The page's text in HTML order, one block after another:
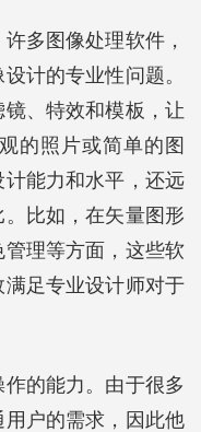
多图像处理软件，
计的专业性问题。
、特效和模板，让
的照片或简单的图
能力和水平，还远
比如，在矢量图形
理等方面，这些软
足专业设计师对于
的能力。由于很多
户的需求，因此他